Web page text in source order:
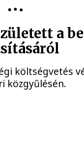
a
költségvetés
közgyűlésén.